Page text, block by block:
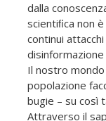
dalla
scientiﬁca non
continui
Il nostro
popolazione
bugie – su così
Attraverso il